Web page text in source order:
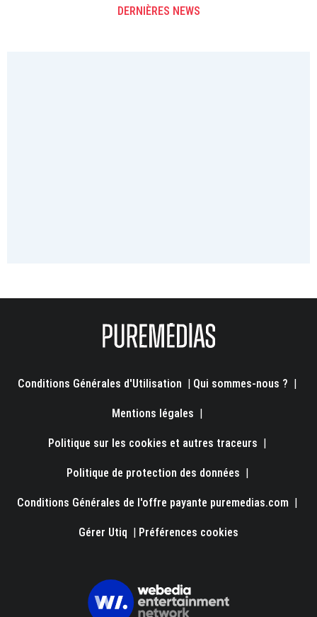
DERNIÈRES NEWS
Conditions Générales d'Utilisation | Qui sommes-nous ? |
Mentions légales |
Politique sur les cookies et autres traceurs |
Politique de protection des données |
Conditions Générales de l'offre payante puremedias.com |
Gérer Utiq | Préférences cookies